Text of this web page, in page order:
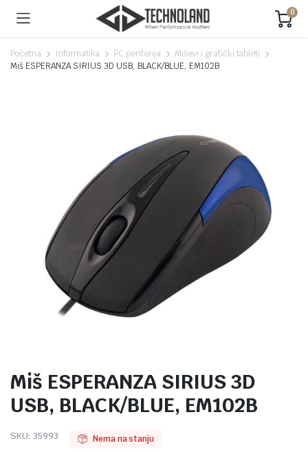
0
Početna Informatika PC periferija
Miševi i grafički tableti
Miš ESPERANZA SIRIUS 3D USB, BLACK/BLUE, EM102B
Miš ESPERANZA SIRIUS 3D
USB, BLACK/BLUE, EM102B
SKU: 35993 Nema na stanju